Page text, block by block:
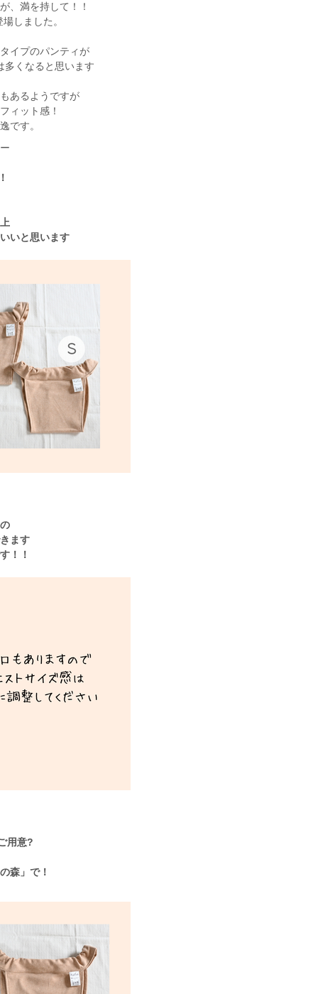
、満を持して！！
しました。
イプのパンティが
多くなると思います
あるようですが
ィット感！
です。
いと思います
ます
！！
用意?
森」で！